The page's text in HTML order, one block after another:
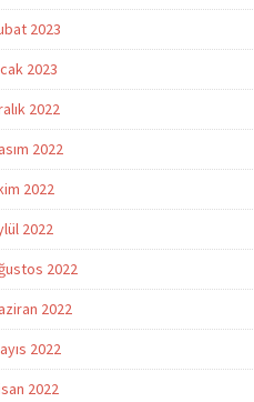
2023
2023
2022
2022
2022
2022
2022
2022
2022
2022